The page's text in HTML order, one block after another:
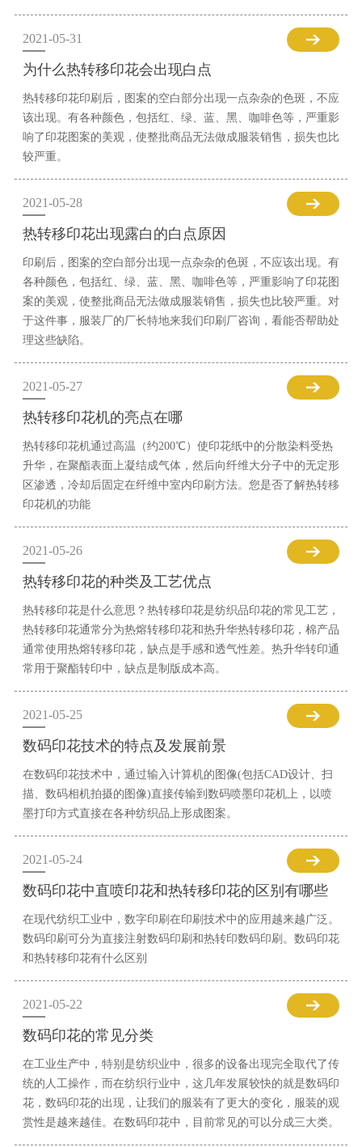
2021-05-31
为什么热转移印花会出现白点
热转移印花印刷后，图案的空白部分出现一点杂杂的色斑，不应
该出现。有各种颜色，包括红、绿、蓝、黑、咖啡色等，严重影
响了印花图案的美观，使整批商品无法做成服装销售，损失也比
较严重。
2021-05-28
热转移印花出现露白的白点原因
印刷后，图案的空白部分出现一点杂杂的色斑，不应该出现。有
各种颜色，包括红、绿、蓝、黑、咖啡色等，严重影响了印花图
案的美观，使整批商品无法做成服装销售，损失也比较严重。对
于这件事，服装厂的厂长特地来我们印刷厂咨询，看能否帮助处
理这些缺陷。
2021-05-27
热转移印花机的亮点在哪
热转移印花机通过高温（约200℃）使印花纸中的分散染料受热
升华，在聚酯表面上凝结成气体，然后向纤维大分子中的无定形
区渗透，冷却后固定在纤维中室内印刷方法。您是否了解热转移
印花机的功能
2021-05-26
热转移印花的种类及工艺优点
热转移印花是什么意思？热转移印花是纺织品印花的常见工艺，
热转移印花通常分为热熔转移印花和热升华热转移印花，棉产品
通常使用热熔转移印花，缺点是手感和透气性差。热升华转印通
常用于聚酯转印中，缺点是制版成本高。
2021-05-25
数码印花技术的特点及发展前景
在数码印花技术中，通过输入计算机的图像(包括CAD设计、扫
描、数码相机拍摄的图像)直接传输到数码喷墨印花机上，以喷
墨打印方式直接在各种纺织品上形成图案。
2021-05-24
数码印花中直喷印花和热转移印花的区别有哪些
在现代纺织工业中，数字印刷在印刷技术中的应用越来越广泛。
数码印刷可分为直接注射数码印刷和热转印数码印刷。数码印花
和热转移印花有什么区别
2021-05-22
数码印花的常见分类
在工业生产中，特别是纺织业中，很多的设备出现完全取代了传
统的人工操作，而在纺织行业中，这几年发展较快的就是数码印
花，数码印花的出现，让我们的服装有了更大的变化，服装的观
赏性是越来越佳。在数码印花中，目前常见的可以分成三大类。